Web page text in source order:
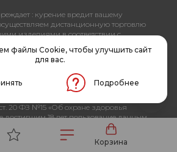
Корзина
: курение вредит вашему
дистанционную торговлю
изделиями в соответствии с
от 23.02.2013 N 15-ФЗ (ред. от
здоровья граждан от воздействия
дыма и последствий потребления
на сайте не является публичной
сайтом
соглашение
20 ФЗ №15 «Об охране здоровья
достигшим 18 лет пользование данным
Данный сайт не является рекламой, а
достоверной
характеристиках продукции и её
файлы Cookie, чтобы улучшить сайт
для вас.
Подробнее